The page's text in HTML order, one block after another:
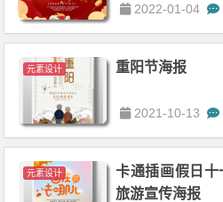
2022-01-04
元素设计 重阳节海报
2021-10-13
元素设计
卡通插画假日
旅游宣传海报